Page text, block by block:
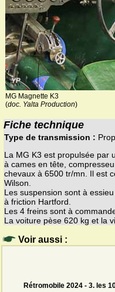
MG Magnette K3
(doc. Yalta Production)
Fiche technique
Type de transmission :
La MG K3 est propulsée par
à cames en tête,
chevaux à 6500 tr/mn. Il est
Wilson.
Les suspension sont à
à friction Hartford.
Les 4 freins sont à
La voiture pèse 620 kg et la
Voir aussi :
Rétromobile 2024 - 3. les